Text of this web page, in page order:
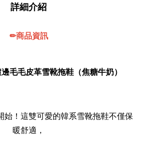
詳細介紹
✏商品資訊
毛毛皮革雪靴拖鞋（焦糖牛奶）
始！這雙可愛的韓系雪靴拖鞋不僅保
暖舒適，